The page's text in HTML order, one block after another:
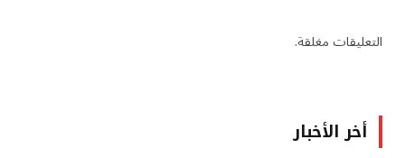
التعليقات مغلقة.
أخر الأخبار